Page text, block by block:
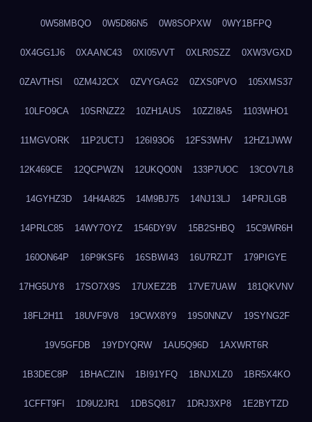
0W58MBQO 0W5D86N5 0W8SOPXW 0WY1BFPQ
0X4GG1J6 0XAANC43 0XI05VVT 0XLR0SZZ 0XW3VGXD
0ZAVTHSI 0ZM4J2CX 0ZVYGAG2 0ZXS0PVO 105XMS37
10LFO9CA 10SRNZZ2 10ZH1AUS 10ZZI8A5 1103WHO1
11MGVORK 11P2UCTJ 126I93O6 12FS3WHV 12HZ1JWW
12K469CE 12QCPWZN 12UKQO0N 133P7UOC 13COV7L8
14GYHZ3D 14H4A825 14M9BJ75 14NJ13LJ 14PRJLGB
14PRLC85 14WY7OYZ 1546DY9V 15B2SHBQ 15C9WR6H
160ON64P 16P9KSF6 16SBWI43 16U7RZJT 179PIGYE
17HG5UY8 17SO7X9S 17UXEZ2B 17VE7UAW 181QKVNV
18FL2H11 18UVF9V8 19CWX8Y9 19S0NNZV 19SYNG2F
19V5GFDB 19YDYQRW 1AU5Q96D 1AXWRT6R
1B3DEC8P 1BHACZIN 1BI91YFQ 1BNJXLZ0 1BR5X4KO
1CFFT9FI 1D9U2JR1 1DBSQ817 1DRJ3XP8 1E2BYTZD